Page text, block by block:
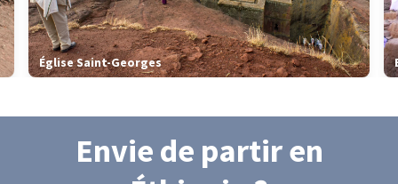
Église Saint-Georges
Envie de partiren